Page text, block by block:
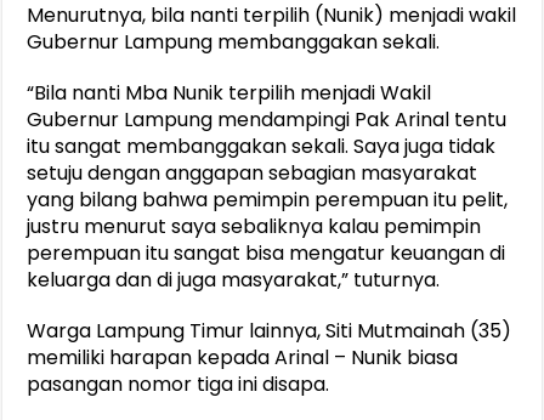
Menurutnya, bila nanti terpilih (Nunik) menjadi wakil
Gubernur Lampung membanggakan sekali.
“Bila nanti Mba Nunik terpilih menjadi Wakil
Gubernur Lampung mendampingi Pak Arinal tentu
itu sangat membanggakan sekali. Saya juga tidak
setuju dengan anggapan sebagian masyarakat
yang bilang bahwa pemimpin perempuan itu pelit,
justru menurut saya sebaliknya kalau pemimpin
perempuan itu sangat bisa mengatur keuangan di
keluarga dan di juga masyarakat,” tuturnya.
Warga Lampung Timur lainnya, Siti Mutmainah (35)
memiliki harapan kepada Arinal – Nunik biasa
pasangan nomor tiga ini disapa.